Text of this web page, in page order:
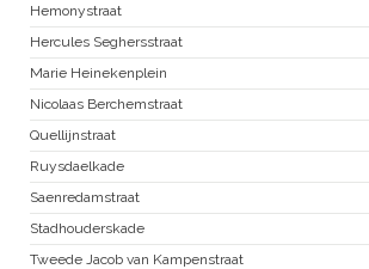
Hemonystraat
Hercules Seghersstraat
Marie Heinekenplein
Nicolaas Berchemstraat
Quellijnstraat
Ruysdaelkade
Saenredamstraat
Stadhouderskade
Tweede Jacob van Kampenstraat